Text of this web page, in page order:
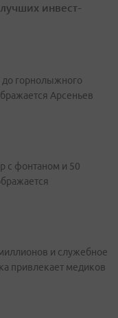
инвест-
до горнолыжного
Арсеньев
с фонтаном и 50
и служебное
привлекает медиков